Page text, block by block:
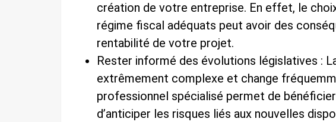
création de votre entreprise. En effet, le
régime fiscal adéquats peut avoir des
rentabilité de votre projet.
Rester informé des évolutions législatives :
extrêmement complexe et change
professionnel spécialisé permet de
d’anticiper les risques liés aux nouvelles